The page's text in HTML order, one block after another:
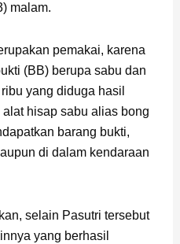
malam.
pemakai, karena
(BB) berupa sabu dan
yang diduga hasil
hisap sabu alias bong
barang bukti,
di dalam kendaraan
selain Pasutri tersebut
yang berhasil